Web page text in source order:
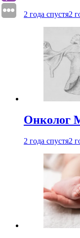
2 года спустя2
Онколог
2 года спустя2